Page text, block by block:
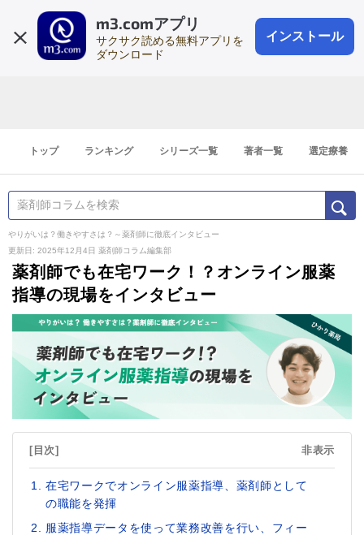
m3.comアプリ
サクサク読める無料アプリを
ダウンロード
インストール
会員登録
登録1分
トップ ランキング シリーズ一覧 著者一覧 選定療養
やりがいは？働きやすさは？～薬剤師に徹底インタビュー
更新日: 2025年12月4日 薬剤師コラム編集部
薬剤師でも在宅ワーク！？オンライン服薬
指導の現場をインタビュー
[目次] 非表示
在宅ワークでオンライン服薬指導、薬剤師として
の職能を発揮
服薬指導データを使って業務改善を行い、フィー